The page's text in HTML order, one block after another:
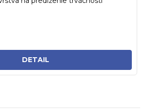
DETAIL